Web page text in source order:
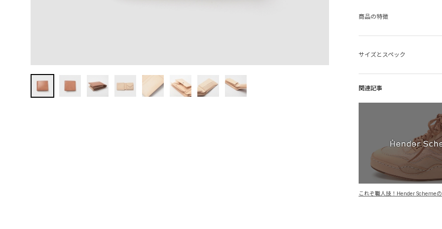
商品の特徴
サイズとスペック
関連記事
これぞ職人技！Hender Scheme